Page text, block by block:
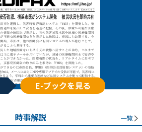
E-ブックを見る
時事解説 一覧